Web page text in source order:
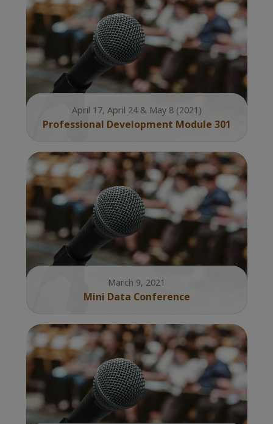
April 17, April 24 & May 8 (2021)
Professional Development Module 301
March 9, 2021
Mini Data Conference